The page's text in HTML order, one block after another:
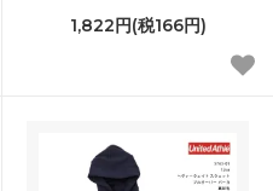
1,822円(税166円)